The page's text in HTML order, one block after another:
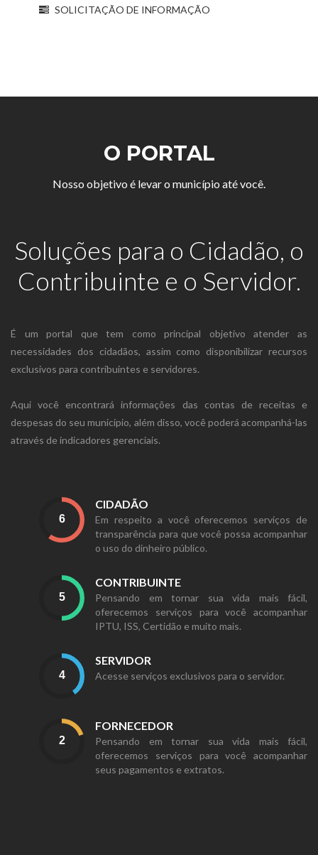
SOLICITAÇÃO DE INFORMAÇÃO
O PORTAL
Nosso objetivo é levar o município até você.
Soluções para o Cidadão, o
Contribuinte e o Servidor.
É um portal que tem como principal objetivo atender as
necessidades dos cidadãos, assim como disponibilizar recursos
exclusivos para contribuintes e servidores.
Aqui você encontrará informações das contas de receitas e
despesas do seu município, além disso, você poderá acompanhá-las
através de indicadores gerenciais.
CIDADÃO
Em respeito a você oferecemos serviços de
transparência para que você possa acompanhar
o uso do dinheiro público.
CONTRIBUINTE
Pensando em tornar sua vida mais fácil,
oferecemos serviços para você acompanhar
IPTU, ISS, Certidão e muito mais.
SERVIDOR
Acesse serviços exclusivos para o servidor.
FORNECEDOR
Pensando em tornar sua vida mais fácil,
oferecemos serviços para você acompanhar
seus pagamentos e extratos.